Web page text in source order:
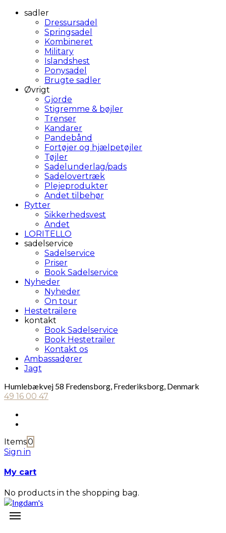
sadler
Dressursadel
Springsadel
Kombineret
Military
Islandshest
Ponysadel
Brugte sadler
Øvrigt
Gjorde
Stigremme & bøjler
Trenser
Kandarer
Pandebånd
Fortøjer og hjælpetøjler
Tøjler
Sadelunderlag/pads
Sadelovertræk
Plejeprodukter
Andet tilbehør
Rytter
Sikkerhedsvest
Andet
LORITELLO
sadelservice
Sadelservice
Priser
Book Sadelservice
Nyheder
Nyheder
On tour
Hestetrailere
kontakt
Book Sadelservice
Book Hestetrailer
Kontakt os
Ambassadører
Jagt
Humlebækvej 58 Fredensborg, Frederiksborg, Denmark
49 16 00 47
Items0
Sign in
My cart
No products in the shopping bag.